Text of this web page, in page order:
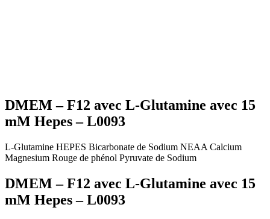
DMEM – F12 avec L-Glutamine avec 15
mM Hepes – L0093
L-Glutamine HEPES Bicarbonate de Sodium NEAA Calcium
Magnesium Rouge de phénol Pyruvate de Sodium
DMEM – F12 avec L-Glutamine avec 15
mM Hepes – L0093